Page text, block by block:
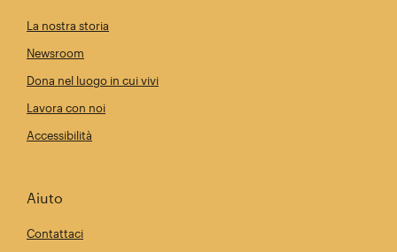
La nostra storia
Newsroom
Dona nel luogo in cui vivi
Lavora con noi
Accessibilità
Aiuto
Contattaci